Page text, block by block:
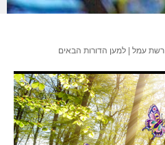
רשת עמל | למען הדורות הבאים